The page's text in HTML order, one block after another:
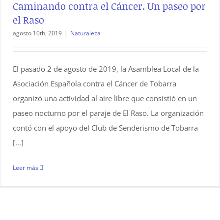
Caminando contra el Cáncer. Un paseo por
el Raso
agosto 10th, 2019 | Naturaleza
El pasado 2 de agosto de 2019, la Asamblea Local de la
Asociación Española contra el Cáncer de Tobarra
organizó una actividad al aire libre que consistió en un
paseo nocturno por el paraje de El Raso. La organización
contó con el apoyo del Club de Senderismo de Tobarra
[...]
Leer más